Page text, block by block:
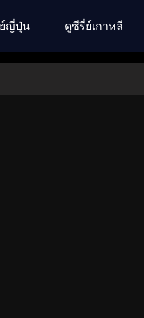
ญี่ปุ่น ดูซีรี่ย์เกาหลี